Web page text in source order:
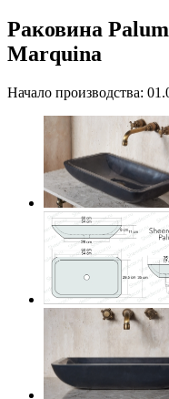
Раковина
Marquina
Начало производства: